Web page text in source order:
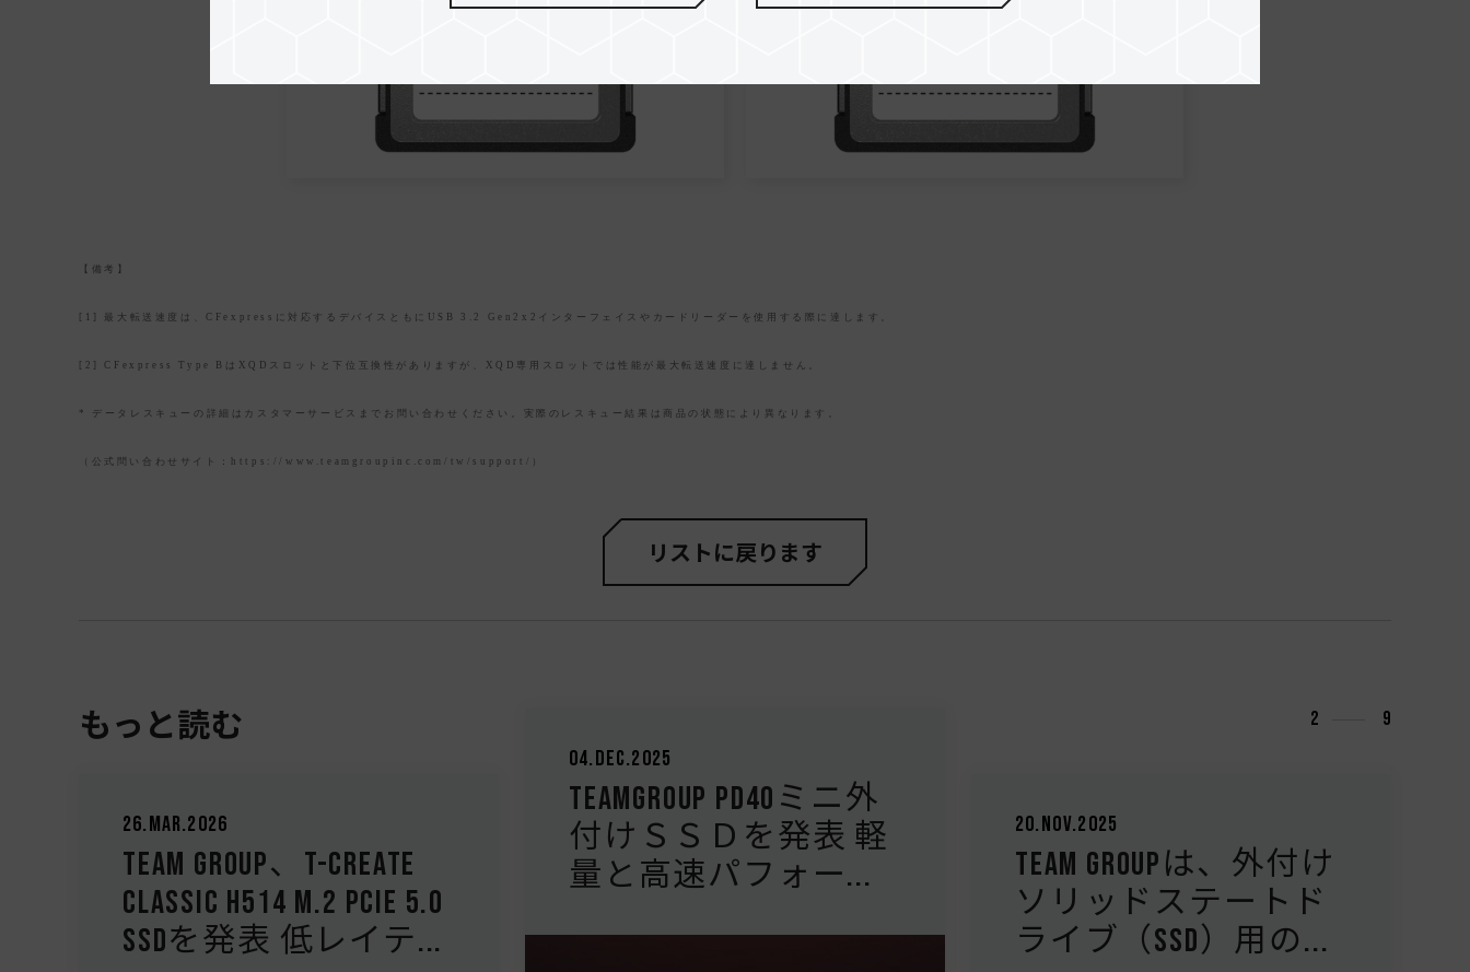
【備考】
[1] 最大転送速度は、CFexpressに対応するデバイスともにUSB 3.2 Gen2x2インターフェイスやカードリーダーを使用する際に達します。
[2] CFexpress Type BはXQDスロットと下位互換性がありますが、XQD専用スロットでは性能が最大転送速度に達しません。
* データレスキューの詳細はカスタマーサービスまでお問い合わせください。実際のレスキュー結果は商品の状態により異なります。
（公式問い合わせサイト：https://www.teamgroupinc.com/tw/support/）
リストに戻ります
もっと読む 3 9
04.Dec.2025
TEAMGROUP PD40ミニ外
付けＳＳＤを発表 軽
量と高速パフォー...
20.Nov.2025
Team Groupは、外付け
ソリッドステートド
ライブ（SSD）用の...
21.Oct.2025
TEAMGROUP、TEAMGROUP
NV10000 M.2 PCIe 5.0 ソ
リッドステートド...